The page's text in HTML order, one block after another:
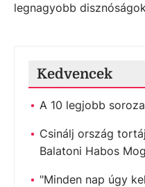
legnagyobb
Kedvencek
A 10 legjobb
Csinálj ország
Balatoni Habos
"Minden nap úgy